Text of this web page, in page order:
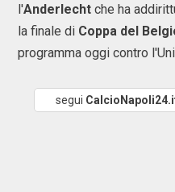
l'Anderlecht che ha
la finale di Coppa del
programma oggi contro
segui